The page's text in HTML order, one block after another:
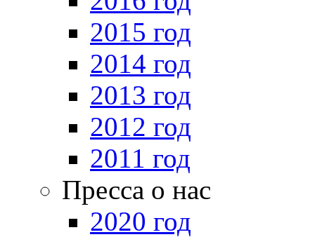
2015 год
2014 год
2013 год
2012 год
2011 год
Пресса о нас
2020 год